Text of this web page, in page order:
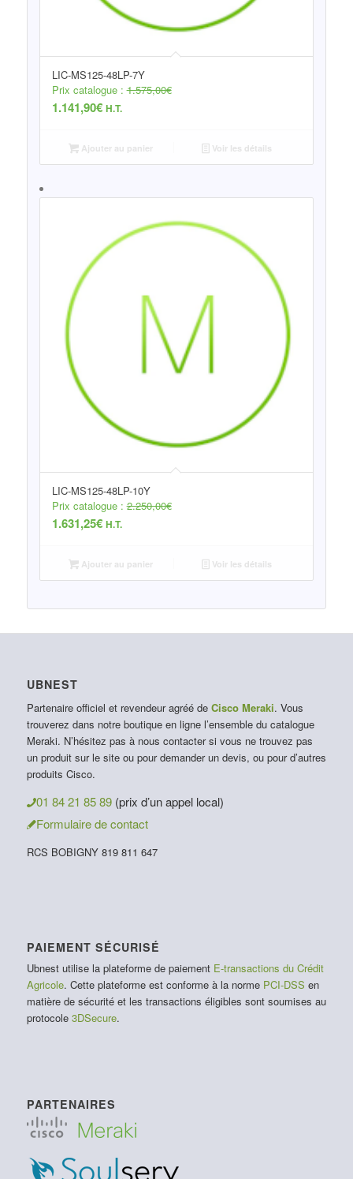
LIC-MS125-48LP-7Y
Prix catalogue :1.575,00€
1.141,90€ H.T.
Ajouter au panier Voir les détails
LIC-MS125-48LP-10Y
Prix catalogue :2.250,00€
1.631,25€ H.T.
Ajouter au panier Voir les détails
UBNEST
Partenaire officiel et revendeur agréé de Cisco Meraki. Vous
trouverez dans notre boutique en ligne l’ensemble du catalogue
Meraki. N’hésitez pas à nous contacter si vous ne trouvez pas
un produit sur le site ou pour demander un devis, ou pour d’autres
produits Cisco.
01 84 21 85 89 (prix d’un appel local)
Formulaire de contact
RCS BOBIGNY 819 811 647
PAIEMENT SÉCURISÉ
Ubnest utilise la plateforme de paiement E-transactions du Crédit
Agricole. Cette plateforme est conforme à la norme PCI-DSS en
matière de sécurité et les transactions éligibles sont soumises au
protocole 3DSecure.
PARTENAIRES